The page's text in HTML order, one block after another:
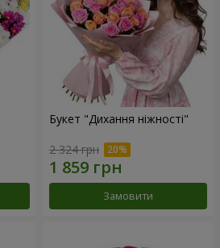
Букет "Дихання ніжності"
2 324 грн
Замовити